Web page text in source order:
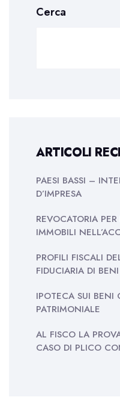
Cerca
ARTICOLI
PAESI BASSI –
D’IMPRESA
REVOCATORIA
IMMOBILI
PROFILI FISCALI
FIDUCIARIA DI
IPOTECA SUI BENI
PATRIMONIALE
AL FISCO LA
CASO DI PLICO